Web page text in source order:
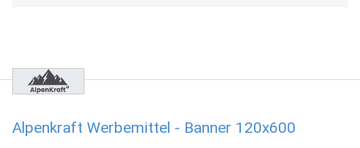
Alpenkraft Werbemittel - Banner 120x600